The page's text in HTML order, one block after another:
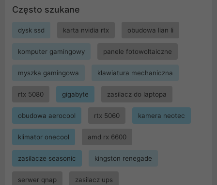
Często szukane
dysk ssd karta nvidia rtx obudowa lian li
komputer gamingowy panele fotowoltaiczne
myszka gamingowa klawiatura mechaniczna
rtx 5080 gigabyte zasilacz do laptopa
obudowa aerocool rtx 5060 kamera neotec
klimator onecool amd rx 6600
zasilacze seasonic kingston renegade
serwer qnap zasilacz ups